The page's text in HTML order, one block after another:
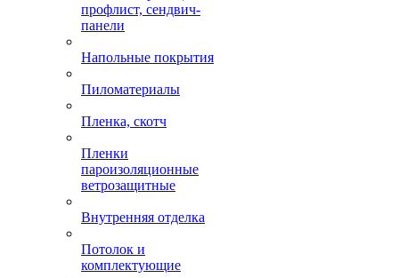
профлист, сендвич-
панели
Напольные покрытия
Пиломатериалы
Пленка, скотч
Пленки
пароизоляционные
ветрозащитные
Внутренняя отделка
Потолок и
комплектующие